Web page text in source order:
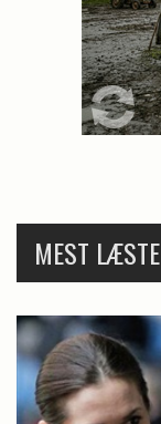
MEST LÆSTE